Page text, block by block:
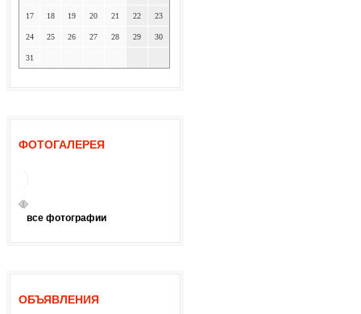
17 18 19 20 21 22 23
24 25 26 27 28 29 30
31
ФОТОГАЛЕРЕЯ
все фотографии
ОБЪЯВЛЕНИЯ